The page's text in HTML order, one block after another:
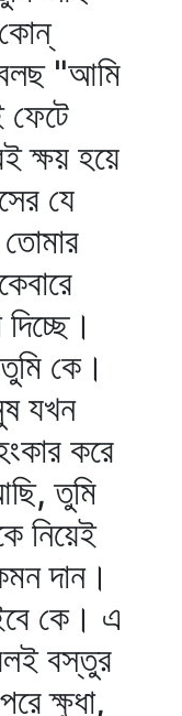
"আমি
ক্ষয় হয়ে
যে
কে।
যখন
করে
তুমি
নিয়েই
দান।
কে। এ
বস্তুর
ক্ষুধা,